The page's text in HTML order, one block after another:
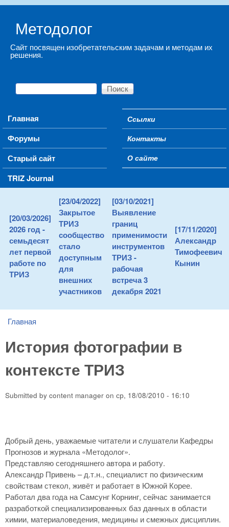
Методолог
Сайт посвящен изобретательским задачам и методам их
решения.
Форма поиска
Поиск
Main menu
Главная
Форумы
Старый сайт
TRIZ Journal
Secondary menu
Ссылки
Контакты
О сайте
[20/03/2026]
2026 год -
семьдесят
лет первой
работе по
ТРИЗ
[23/04/2022]
Закрытое
ТРИЗ
сообщество
стало
доступным
для
внешних
участников
[03/10/2021]
Выявление
границ
применимости
инструментов
ТРИЗ -
рабочая
встреча 3
декабря 2021
[17/11/2020]
Александр
Тимофеевич
Кынин
You are here
Главная
История фотографии в
контексте ТРИЗ
Submitted by content manager on ср, 18/08/2010 - 16:10
Добрый день, уважаемые читатели и слушатели Кафедры
Прогнозов и журнала «Методолог».
Представляю сегодняшнего автора и работу.
Александр Привень – д.т.н., специалист по физическим
свойствам стекол, живёт и работает в Южной Корее.
Работал два года на Самсунг Корнинг, сейчас занимается
разработкой специализированных баз данных в области
химии, материаловедения, медицины и смежных дисциплин.